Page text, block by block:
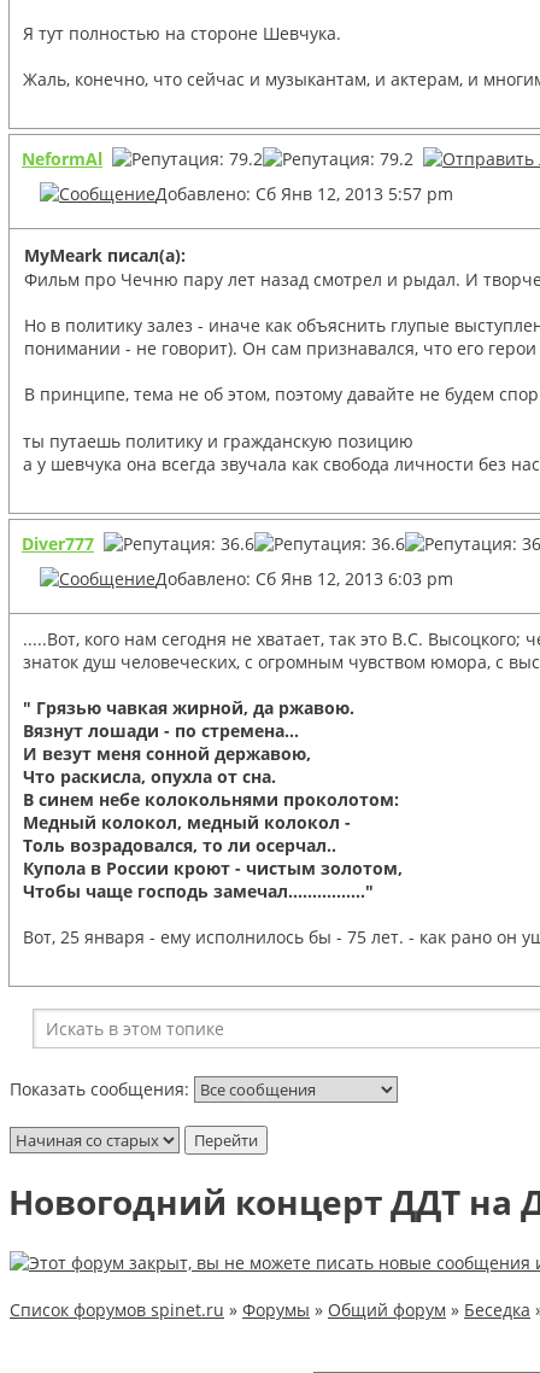
Я тут полностью на стороне Шевчука.
Жаль, конечно, что сейчас и музыкантам, и актерам, и
NeformAl
Добавлено: Сб Янв 12, 2013 5:57 pm
MyMeark писал(а):
Фильм про Чечню пару лет назад смотрел и рыдал. И
Но в политику залез - иначе как объяснить глупые
понимании - не говорит). Он сам признавался, что его
В принципе, тема не об этом, поэтому давайте не будем
ты путаешь политику и гражданскую позицию
а у шевчука она всегда звучала как свобода личности без
Diver777
Добавлено: Сб Янв 12, 2013 6:03 pm
.....Вот, кого нам сегодня не хватает, так это В.С.
знаток душ человеческих, с огромным чувством юмора, с
" Грязью чавкая жирной, да ржавою.
Вязнут лошади - по стремена...
И везут меня сонной державою,
Что раскисла, опухла от сна.
В синем небе колокольнями проколотом:
Медный колокол, медный колокол -
Толь возрадовался, то ли осерчал..
Купола в России кроют - чистым золотом,
Чтобы чаще господь замечал................"
Вот, 25 января - ему исполнилось бы - 75 лет. - как рано он
Показать сообщения:
Новогодний концерт ДДТ на
Список форумов spinet.ru » Форумы » Общий форум » Беседка